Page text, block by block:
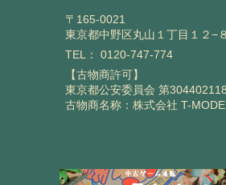
〒165-0021
東京都中野区丸山１丁目１２−
TEL： 0120-747-774
【古物商許可】
東京都公安委員会 第
古物商名称：株式会社 T-